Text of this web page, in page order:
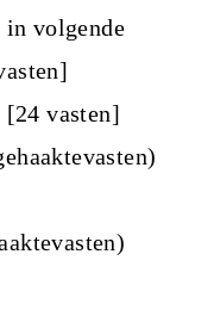
in volgende
[24 vasten]